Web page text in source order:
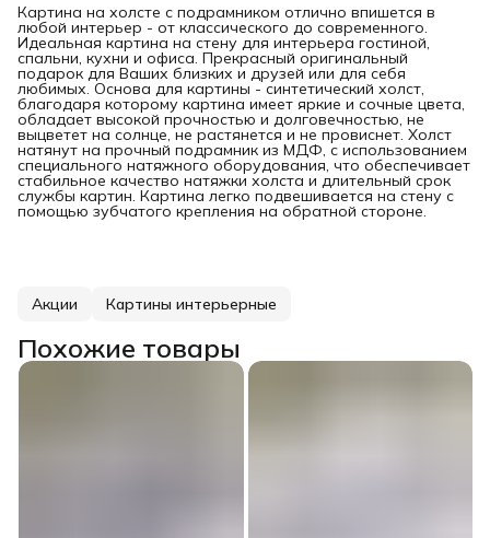
Картина на холсте с подрамником отлично впишется в
любой интерьер - от классического до современного.
Идеальная картина на стену для интерьера гостиной,
спальни, кухни и офиса. Прекрасный оригинальный
подарок для Ваших близких и друзей или для себя
любимых. Основа для картины - синтетический холст,
благодаря которому картина имеет яркие и сочные цвета,
обладает высокой прочностью и долговечностью, не
выцветет на солнце, не растянется и не провиснет. Холст
натянут на прочный подрамник из МДФ, с использованием
специального натяжного оборудования, что обеспечивает
стабильное качество натяжки холста и длительный срок
службы картин. Картина легко подвешивается на стену с
помощью зубчатого крепления на обратной стороне.
Акции Картины интерьерные
Похожие товары